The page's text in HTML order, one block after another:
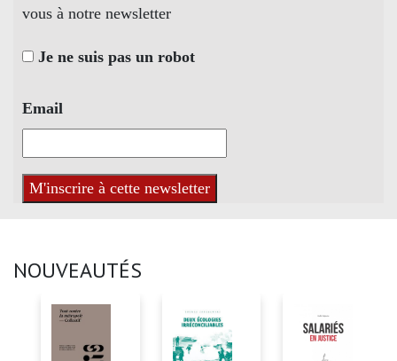
vous à notre newsletter
Je ne suis pas un robot
Email
NOUVEAUTÉS